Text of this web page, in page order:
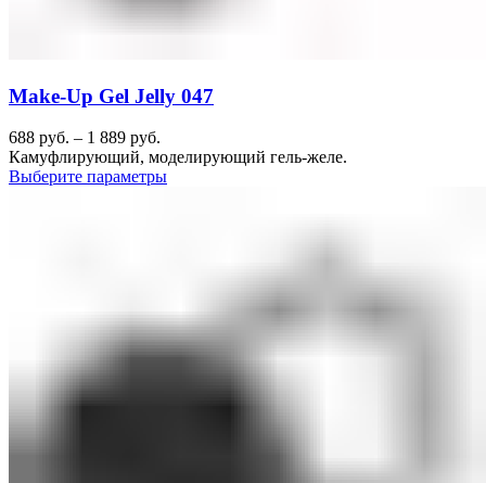
Make-Up Gel Jelly 047
688 руб. – 1 889 руб.
Камуфлирующий, моделирующий гель-желе.
Выберите параметры